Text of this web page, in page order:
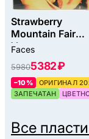
Strawberry
Mountain Fair
Vancouver,
Faces
59805382 ₽
–10%
ОРИГИНАЛ
ЗАПЕЧАТАН
Все